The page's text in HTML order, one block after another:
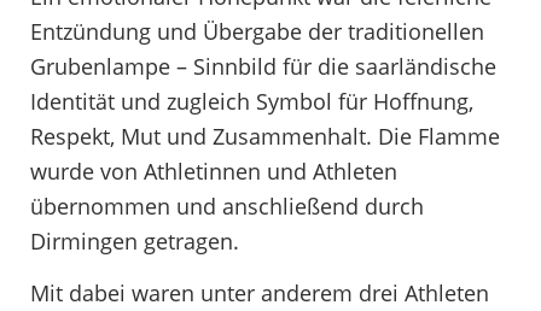
Entzündung und Übergabe der traditionellen
Grubenlampe – Sinnbild für die saarländische
Identität und zugleich Symbol für Hoffnung,
Respekt, Mut und Zusammenhalt. Die Flamme
wurde von Athletinnen und Athleten
übernommen und anschließend durch
Dirmingen getragen.
Mit dabei waren unter anderem drei Athleten